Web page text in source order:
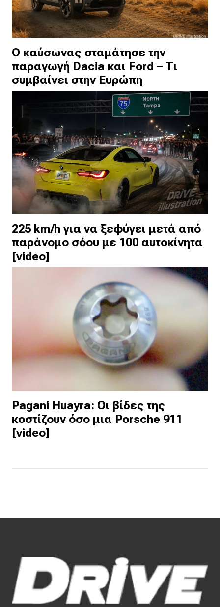
Ο καύσωνας σταμάτησε την
παραγωγή Dacia και Ford – Τι
συμβαίνει στην Ευρώπη
225 km/h για να ξεφύγει μετά από
παράνομο σόου με 100 αυτοκίνητα
[video]
Pagani Huayra: Οι βίδες της
κοστίζουν όσο μια Porsche 911
[video]